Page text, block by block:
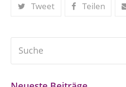
Tweet Teilen
Suche